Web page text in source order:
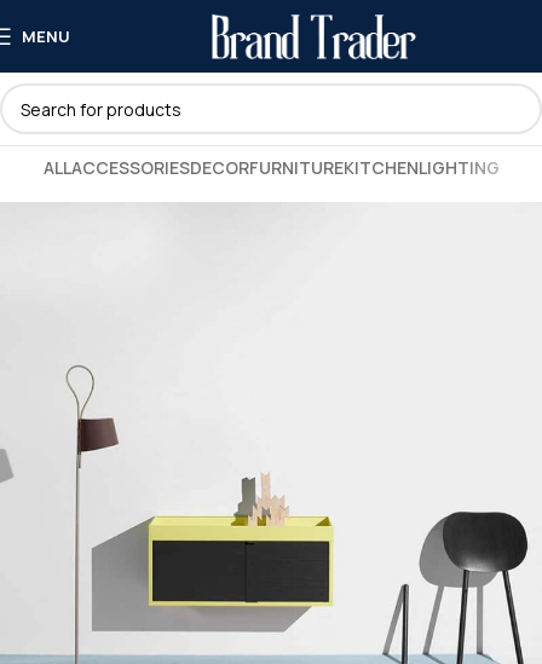
MENU
ALLACCESSORIESDECORFURNITUREKITCHENLIGHTING